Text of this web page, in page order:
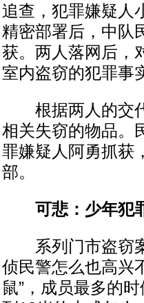
追查，犯罪嫌疑人
精密部署后，中队
获。两人落网后，
室内盗窃的犯罪事
根据两人的交代
相关失窃的物品。
罪嫌疑人阿勇抓获
部。
可悲：少年犯
系列门市盗窃案
侦民警怎么也高兴
鼠”，成员最多的